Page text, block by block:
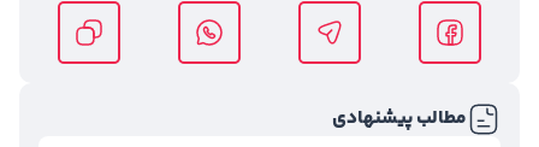
مطالب پیشنهادی